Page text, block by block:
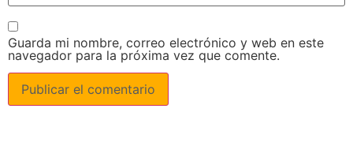
Guarda mi nombre, correo electrónico y web en este
navegador para la próxima vez que comente.